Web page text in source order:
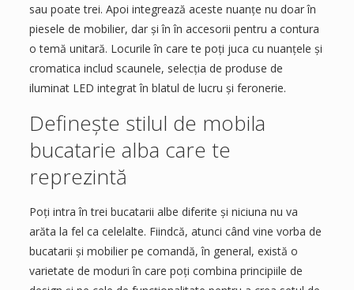
sau poate trei. Apoi integrează aceste nuanțe nu doar în
piesele de mobilier, dar și în în accesorii pentru a contura
o temă unitară. Locurile în care te poți juca cu nuanțele și
cromatica includ scaunele, selecția de produse de
iluminat LED integrat în blatul de lucru și feronerie.
Definește stilul de mobila
bucatarie alba care te
reprezintă
Poți intra în trei bucatarii albe diferite și niciuna nu va
arăta la fel ca celelalte. Fiindcă, atunci când vine vorba de
bucatarii și mobilier pe comandă, în general, există o
varietate de moduri în care poți combina principiile de